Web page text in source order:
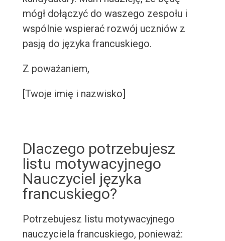
mógł dołączyć do waszego zespołu i
wspólnie wspierać rozwój uczniów z
pasją do języka francuskiego.
Z poważaniem,
[Twoje imię i nazwisko]
Dlaczego potrzebujesz
listu motywacyjnego
Nauczyciel języka
francuskiego?
Potrzebujesz listu motywacyjnego
nauczyciela francuskiego, ponieważ: